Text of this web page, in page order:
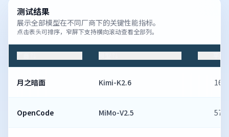
测试结果
展示全部模型在不同厂商下的关键性能指标。
点击表头可排序，窄屏下支持横向滚动查看全部列。
月之暗面 Kimi-K2.6
OpenCode MiMo-V2.5